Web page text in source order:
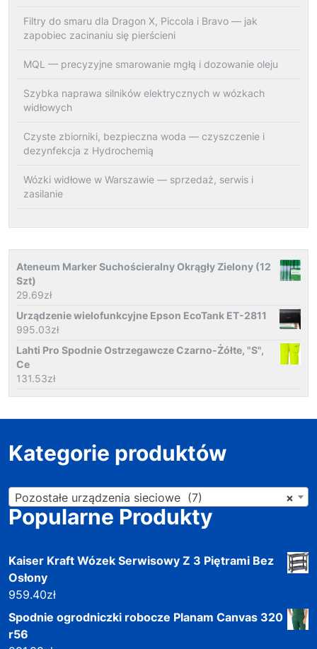
Filtry do smaru dla Dragon X, Piccola i Bravo — jak
zapobiec zacinaniu się pierścieni
MQL — precyzyjne smarowanie mgłą i dozowanie oleju
Szybka naprawa silników elektrycznych w wózkach
widłowych
Czyste zbiorniki, bezpieczna woda — czyszczenie i
dezynfekcja z Hydrochemią
Wózki widłowe w Warszawie — sprzedaż, serwis i
zasilanie
Ateneum Marker Suchościeralny Okrągły Zielony (12
Szt)
29.69zł
Urządzenie wielofunkcyjne Epson EcoTank ET-2811
995.03zł
Lahti Pro Spodnie Ostrzegawcze Czarno-Żółte, "S",
Ce
131.53zł
Kategorie produktów
×
Pozostałe urządzenia sieciowe (7)
Popularne Produkty
Kaiser Kraft Wózek Serwisowy Z 3 Piętrami Bez
Osłony
959.40zł
Spodnie ogrodniczki robocze Planam Canvas 320
r56